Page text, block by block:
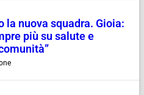
la nuova squadra. Gioia:
più su salute e